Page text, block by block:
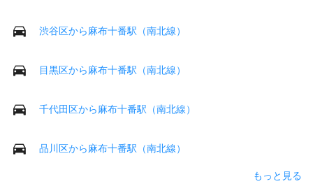
渋谷区から麻布十番駅（南北線）
目黒区から麻布十番駅（南北線）
千代田区から麻布十番駅（南北線）
品川区から麻布十番駅（南北線）
もっと見る